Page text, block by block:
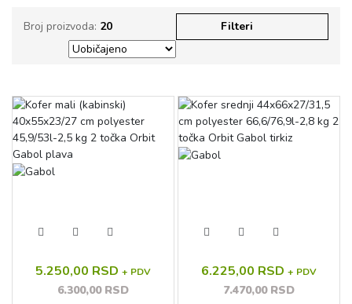
Broj proizvoda: 20 Filteri
5.250,00 RSD + PDV
6.300,00 RSD
6.225,00 RSD + PDV
7.470,00 RSD